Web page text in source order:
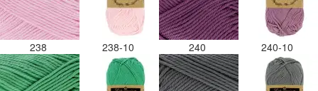
238 238-10 240 240-10